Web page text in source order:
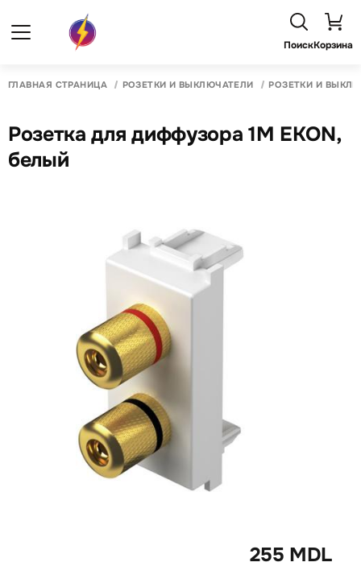
ПоискКорзина
ГЛАВНАЯ СТРАНИЦА РОЗЕТКИ И ВЫКЛЮЧАТЕЛИ РОЗЕТКИ И
Розетка для диффузора 1М EKON,
белый
255 MDL